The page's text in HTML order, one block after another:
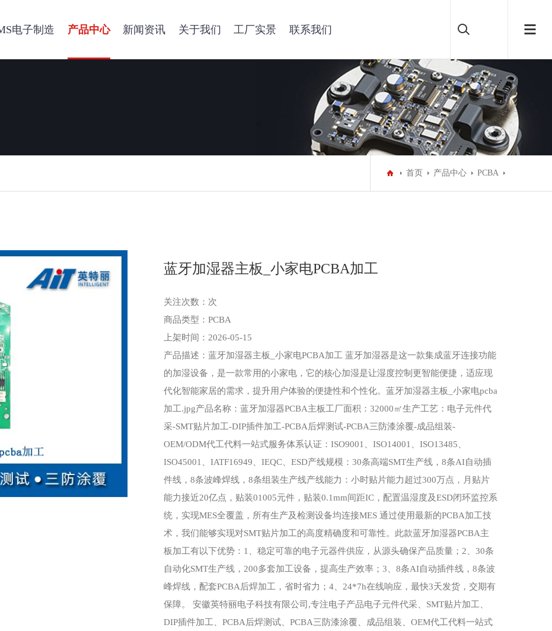
电子制造 产品中心 新闻资讯 关于我们 工厂实景 联系我们
首页 产品中心 PCBA
蓝牙加湿器主板_小家电PCBA加工
关注次数： 次
商品类型：PCBA
上架时间：2026-05-15
产品描述：蓝牙加湿器主板_小家电PCBA加工 蓝牙加湿器是这一款集成蓝牙连接功能
的加湿设备，是一款常用的小家电，它的核心加湿是让湿度控制更智能便捷，适应现
代化智能家居的需求，提升用户体验的便捷性和个性化。蓝牙加湿器主板_小家电pcba
加工.jpg产品名称：蓝牙加湿器PCBA主板工厂面积：32000㎡生产工艺：电子元件代
采-SMT​贴片加工-DIP插件加工-PCBA后焊测试-PCBA三防漆涂覆-成品组装-
OEM/ODM代工代料一站式服务体系认证：ISO9001、ISO14001、ISO13485、
ISO45001、IATF16949、IEQC、ESD产线规模：30条高端SMT生产线，8条AI自动插
件线，8条波峰焊线，8条组装生产线产线能力：小时贴片能力超过300万点，月贴片
能力接近20亿点，贴装01005元件，贴装0.1mm间距IC，配置温湿度及ESD闭环监控系
统，实现MES全覆盖，所有生产及检测设备均连接MES 通过使用最新的PCBA加工技
术，我们能够实现对SMT贴片加工的高度精确度和可靠性。此款蓝牙加湿器PCBA主
板加工有以下优势：1、稳定可靠的电子元器件供应，从源头确保产品质量；2、30条
自动化SMT生产线，200多套加工设备，提高生产效率；3、8条AI自动插件线，8条波
峰焊线，配套PCBA后焊加工，省时省力；4、24*7h在线响应，最快3天发货，交期有
保障。 安徽英特丽电子科技有限公司,专注电子产品电子元件代采、SMT贴片加工、
DIP插件加工、PCBA后焊测试、PCBA三防漆涂覆、成品组装、OEM代工代料一站式